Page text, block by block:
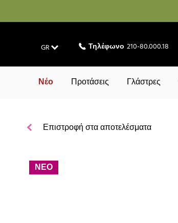
GR Τηλέφωνο 210-80.000.18
Νέο Προτάσεις Γλάστρες
Επιστροφή στα αποτελέσματα
ΝΕΟ